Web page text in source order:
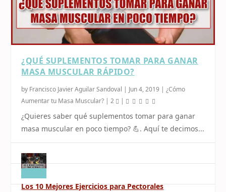
¿QUÉ SUPLEMENTOS TOMAR PARA GANAR
MASA MUSCULAR RÁPIDO?
by Francisco Javier Aguilar Sandoval | Jun 4, 2019 |¿Cómo
Aumentar tu Masa Muscular? |2 |
¿Quieres saber qué suplementos tomar para ganar
masa muscular en poco tiempo? 💪. Aquí te decimos...
Los 10 Mejores Ejercicios para Pectorales